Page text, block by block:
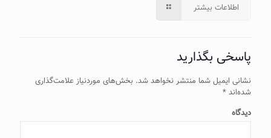
اطلاعات بیشتر
پاسخی بگذارید
نشانی ایمیل شما منتشر نخواهد شد. بخش‌های موردنیاز علامت‌گذاری
شده‌اند *
دیدگاه